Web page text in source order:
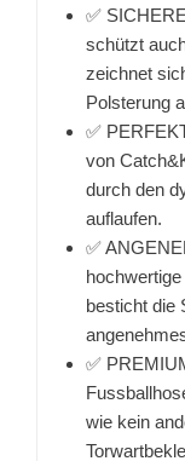
✅
schützt
zeichnet
Polsterung
✅
von
durch den
auflaufen.
✅
besticht die
✅
wie kein